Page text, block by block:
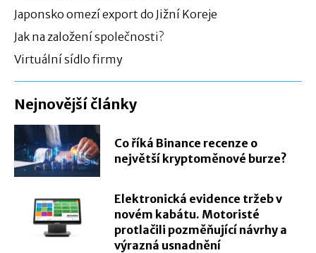
Japonsko omezí export do Jižní Koreje
Jak na založení společnosti?
Virtuální sídlo firmy
Nejnovější články
Co říká Binance recenze o
největší kryptoměnové burze?
Elektronická evidence tržeb v
novém kabátu. Motoristé
protlačili pozměňující návrhy a
výrazná usnadnění